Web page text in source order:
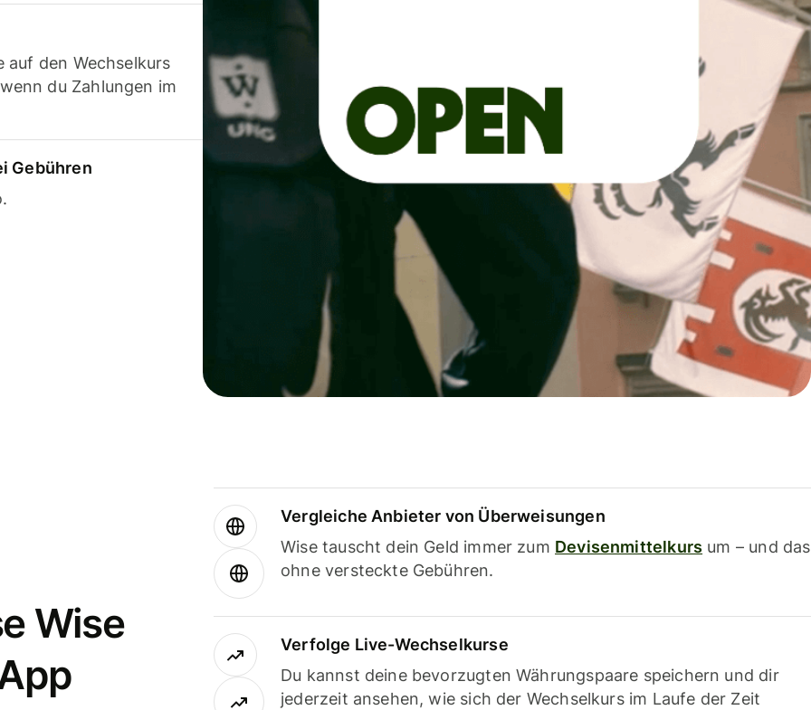
auf den Wechselkurs
du Zahlungen im
Gebühren
Wise
Vergleiche Anbieter von Überweisungen
Wise tauscht dein Geld immer zum Devisenmittelkurs um – und das
ohne versteckte Gebühren.
Verfolge Live-Wechselkurse
Du kannst deine bevorzugten Währungspaare speichern und dir
jederzeit ansehen, wie sich der Wechselkurs im Laufe der Zeit